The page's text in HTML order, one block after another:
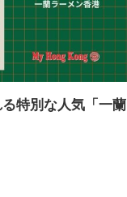
特別な人気「一蘭